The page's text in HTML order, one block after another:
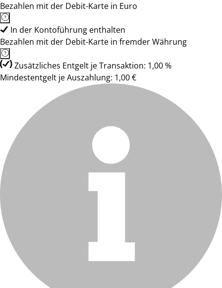
Bezahlen mit der Debit-Karte in Euro
In der Kontoführung enthalten
Bezahlen mit der Debit-Karte in fremder Währung
Zusätzliches Entgelt je Transaktion: 1,00 %
Mindestentgelt je Auszahlung: 1,00 €